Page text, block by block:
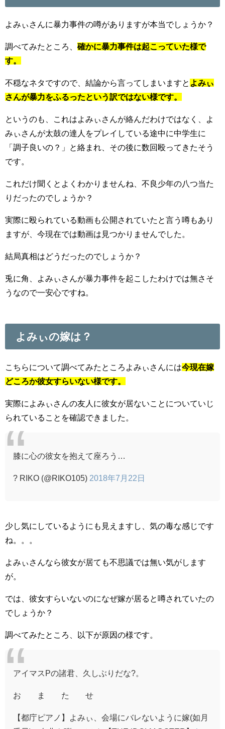
よみぃさんに暴力事件の噂がありますが本当でしょうか？
調べてみたところ、 確かに暴力事件は起こっていた様で
す。
不穏なネタですので、結論から言ってしまいますと よみぃ
さんが暴力をふるったという訳ではない様です。
というのも、これはよみぃさんが絡んだわけではなく、よ
みぃさんが太鼓の達人をプレイしている途中に中学生に
「調子良いの？」と絡まれ、その後に数回殴ってきたそう
です。
これだけ聞くとよくわかりませんね、不良少年の八つ当た
りだったのでしょうか？
実際に殴られている動画も公開されていたと言う噂もあり
ますが、今現在では動画は見つかりませんでした。
結局真相はどうだったのでしょうか？
兎に角、よみぃさんが暴力事件を起こしたわけでは無さそ
うなので一安心ですね。
よみぃの嫁は？
こちらについて調べてみたところよみぃさんには今現在嫁
どころか彼女すらいない様です。
実際によみぃさんの友人に彼女が居ないことについていじ
られていることを確認できました。
膝に心の彼女を抱えて座ろう…
? RIKO (@RIKO105) 2018年7月22日
少し気にしているようにも見えますし、気の毒な感じです
ね。。。
よみぃさんなら彼女が居ても不思議では無い気がします
が。
では、彼女すらいないのになぜ嫁が居ると噂されていたの
でしょうか？
調べてみたところ、以下が原因の様です。
アイマスPの諸君、久しぶりだな?。
お ま た せ
【都庁ピアノ】よみぃ、会場にバレないように嫁(如月